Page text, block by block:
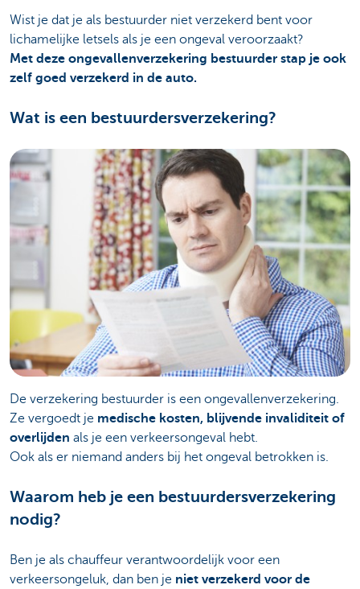
Wist je dat je als bestuurder niet verzekerd bent voor
lichamelijke letsels als je een ongeval veroorzaakt?
Met deze ongevallenverzekering bestuurder stap je ook
zelf goed verzekerd in de auto.
Wat is een bestuurdersverzekering?
De verzekering bestuurder is een ongevallenverzekering.
Ze vergoedt je medische kosten, blijvende invaliditeit of
overlijden als je een verkeersongeval hebt.
Ook als er niemand anders bij het ongeval betrokken is.
Waarom heb je een bestuurdersverzekering
nodig?
Ben je als chauffeur verantwoordelijk voor een
verkeersongeluk, dan ben je niet verzekerd voor de